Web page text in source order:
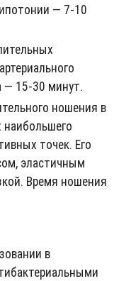
— 7-10
— 15-30 минут.
ношения в
наибольшего
точек. Его
эластичным
Время ношения
в